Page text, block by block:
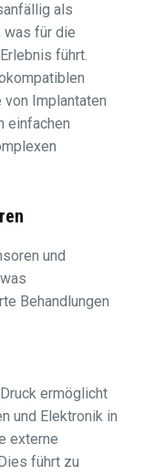
als
was für die
führt.
Implantaten
einfachen
und
Behandlungen
ermöglicht
und Elektronik in
externe
führt zu